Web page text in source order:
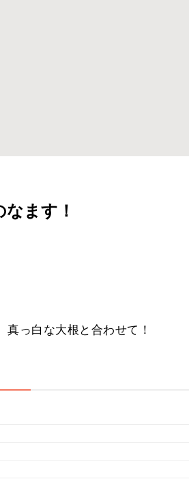
ます！
真っ白な大根と合わせて！